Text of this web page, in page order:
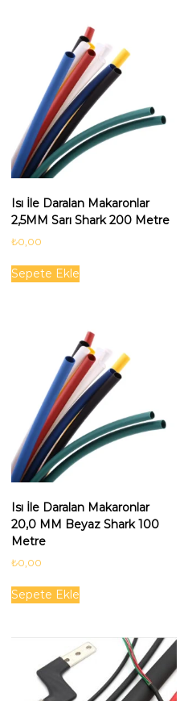
a
r
k
|
B
l
a
k
s
r
Isı İle Daralan Makaronlar
2,5MM Sarı Shark 200 Metre
₺0,00
Sepete Ekle
Isı İle Daralan Makaronlar
20,0 MM Beyaz Shark 100
Metre
₺0,00
Sepete Ekle